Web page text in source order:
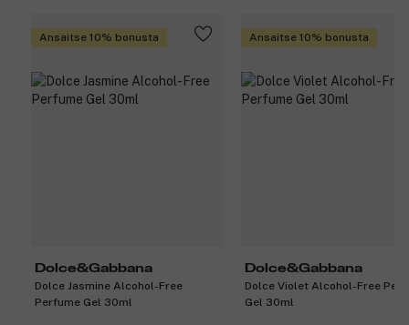
Ansaitse 10% bonusta
Dolce&Gabbana
Dolce Jasmine Alcohol-Free
Perfume Gel 30ml
Ansaitse 10% bonusta
Dolce&Gabbana
Dolce Violet Alcohol-Free
Gel 30ml